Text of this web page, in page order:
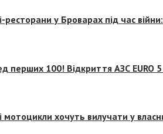
у Броварах під час
перших 100! Відкриття АЗС EURO
мотоцикли хочуть вилучати у